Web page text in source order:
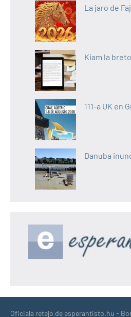
La jaro de
Kiam la
111-a UK en
Danuba
Oficiala retejo de esperantisto.hu -